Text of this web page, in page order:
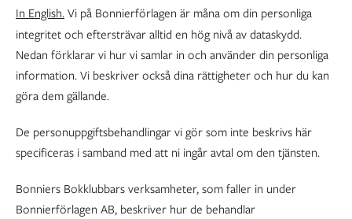
In English.Vi på Bonnierförlagen är måna om din personliga
integritet och eftersträvar alltid en hög nivå av dataskydd.
Nedan förklarar vi hur vi samlar in och använder din personliga
information. Vi beskriver också dina rättigheter och hur du kan
göra dem gällande.
De personuppgiftsbehandlingar vi gör som inte beskrivs här
specificeras i samband med att ni ingår avtal om den tjänsten.
Bonniers Bokklubbars verksamheter, som faller in under
Bonnierförlagen AB, beskriver hur de behandlar